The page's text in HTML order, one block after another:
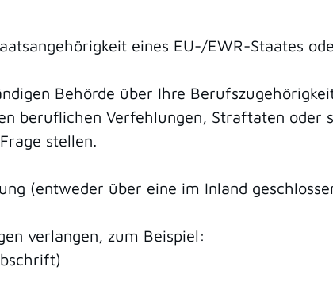
eines EU-/EWR-Staates
Behörde über Ihre
beruflichen Verfehlungen, Straftaten oder
stellen.
(entweder über eine im Inland
verlangen, zum Beispiel: